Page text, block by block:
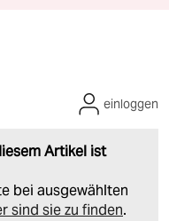
Artikel ist
bei ausgewählten
sind sie zu finden.
einloggen